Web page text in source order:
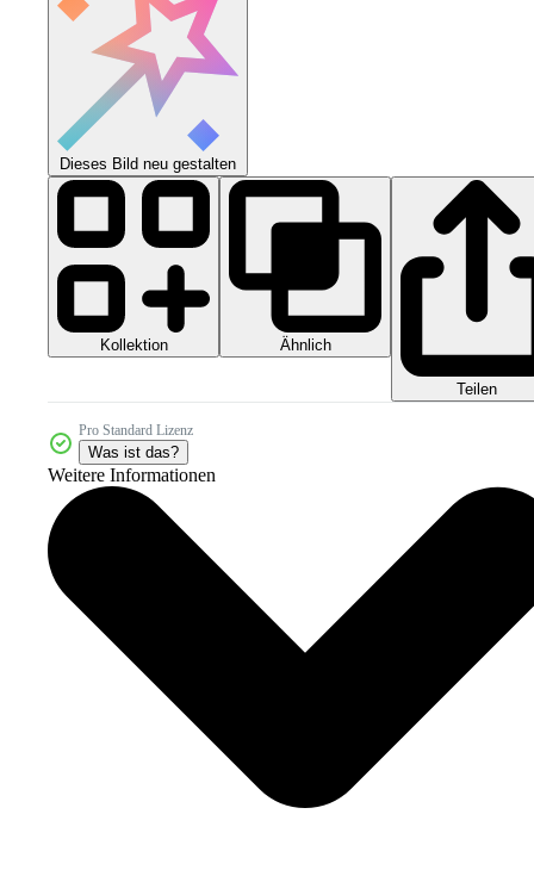
Dieses Bild neu gestalten
Kollektion Ähnlich
Teilen
Pro Standard Lizenz
Was ist das?
Weitere Informationen